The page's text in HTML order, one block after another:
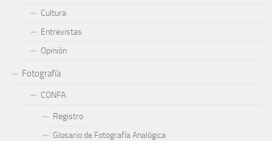
Cultura
Entrevistas
Opinión
Fotografía
CONFA
Registro
Glosario de Fotografía Analógica